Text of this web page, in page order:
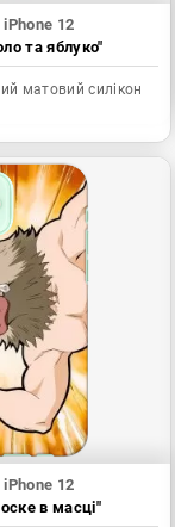
12
та яблуко"
матовий силікон
12
в масці"